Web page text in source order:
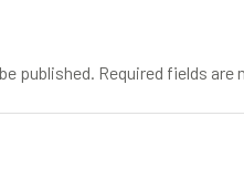
published. Required fields are